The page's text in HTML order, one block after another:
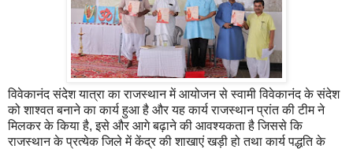
विवेकानंद संदेश यात्रा का राजस्थान में आयोजन से स्वामी विवेकानंद के संदेश
को शाश्वत बनाने का कार्य हुआ है और यह कार्य राजस्थान प्रांत की टीम ने
मिलकर के किया है, इसे और आगे बढ़ाने की आवश्यकता है जिससे कि
राजस्थान के प्रत्येक जिले में केंद्र की शाखाएं खड़ी हो तथा कार्य पद्धति के